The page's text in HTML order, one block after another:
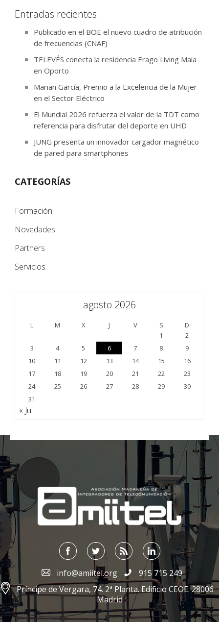
Entradas recientes
Publicado en el BOE el nuevo cuadro de atribución
de frecuencias (CNAF)
TELEVÉS conecta la residencia Erago Living Maia
en Oporto
Marian García, Premio a la Excelencia de la Mujer
en el Sector Eléctrico
El Mundial 2026 refuerza el valor de la TDT como
referencia para disfrutar del deporte en UHD
JUNG presenta un innovador cargador magnético
de pared para smartphones
CATEGORÍAS
Formación
Novedades
Partners
Servicios
agosto 2026
L M X J V S
D
1
2
3
4 5 6 7 8
9
10
11 12 13 14 15
16
17
18 19 20 21 22
23
24
25 26 27 28 29
30
31
« Jul
;
info@amiitel.org
915 715 249
Príncipe de Vergara, 74. 2ª Planta. Edificio CEOE. 28006
Madrid